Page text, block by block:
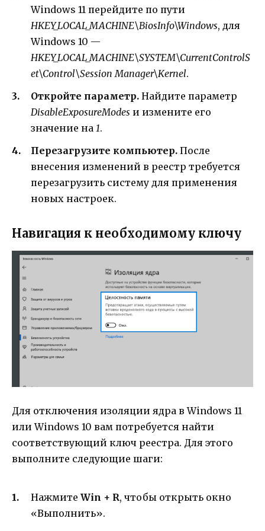
Windows 11 перейдите по пути
HKEY_LOCAL_MACHINE\BiosInfo\Windows, для
Windows 10 —
HKEY_LOCAL_MACHINE\SYSTEM\CurrentControlS
et\Control\Session Manager\Kernel.
Откройте параметр. Найдите параметр
DisableExposureModes и измените его
значение на 1.
Перезагрузите компьютер. После
внесения изменений в реестр требуется
перезагрузить систему для применения
новых настроек.
Навигация к необходимому ключу
Для отключения изоляции ядра в Windows 11
или Windows 10 вам потребуется найти
соответствующий ключ реестра. Для этого
выполните следующие шаги:
Нажмите Win + R, чтобы открыть окно
«Выполнить».